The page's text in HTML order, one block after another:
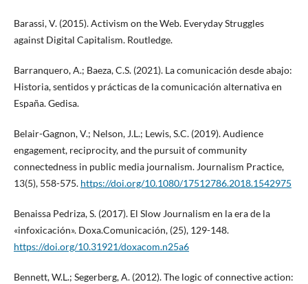
Barassi, V. (2015). Activism on the Web. Everyday Struggles
against Digital Capitalism. Routledge.
Barranquero, A.; Baeza, C.S. (2021). La comunicación desde abajo:
Historia, sentidos y prácticas de la comunicación alternativa en
España. Gedisa.
Belair-Gagnon, V.; Nelson, J.L.; Lewis, S.C. (2019). Audience
engagement, reciprocity, and the pursuit of community
connectedness in public media journalism. Journalism Practice,
13(5), 558-575. https://doi.org/10.1080/17512786.2018.1542975
Benaissa Pedriza, S. (2017). El Slow Journalism en la era de la
«infoxicación». Doxa.Comunicación, (25), 129-148.
https://doi.org/10.31921/doxacom.n25a6
Bennett, W.L.; Segerberg, A. (2012). The logic of connective action: